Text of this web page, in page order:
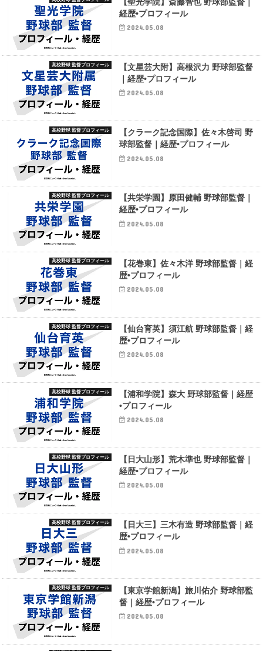
経歴•プロフィール
2024.05.08
高校野球 監督プロフィール
【文星芸大附】高根沢力 野球部監督
｜経歴•プロフィール
2024.05.08
高校野球 監督プロフィール
【クラーク記念国際】佐々木啓司 野
球部監督｜経歴•プロフィール
2024.05.08
高校野球 監督プロフィール
【共栄学園】原田健輔 野球部監督｜
経歴•プロフィール
2024.05.08
高校野球 監督プロフィール
【花巻東】佐々木洋 野球部監督｜経
歴•プロフィール
2024.05.08
高校野球 監督プロフィール
【仙台育英】須江航 野球部監督｜経
歴•プロフィール
2024.05.08
高校野球 監督プロフィール
【浦和学院】森大 野球部監督｜経歴
•プロフィール
2024.05.08
高校野球 監督プロフィール
【日大山形】荒木準也 野球部監督｜
経歴•プロフィール
2024.05.08
高校野球 監督プロフィール
【日大三】三木有造 野球部監督｜経
歴•プロフィール
2024.05.08
高校野球 監督プロフィール
【東京学館新潟】旅川佑介 野球部監
督｜経歴•プロフィール
2024.05.08